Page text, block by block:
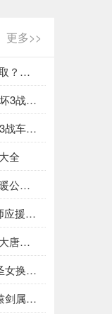
更多>>
英魂之刃口袋版积分在何处获取？英魂之刃口袋版积分获取方法大全！
崩坏3战场疾风换装怎么拿?崩坏3战场疾风换装介绍
崩坏3战车换装怎么拿到?崩坏3战车换装简介
全
奇迹暖暖公主级攻略！奇迹暖暖公主级初到麦川攻略大全
阴阳师应援券有什么用?阴阳师应援券的使用方法介绍
大唐仙妖劫师徒奖励是什么？大唐仙妖劫师徒任务详解
崩坏3圣女换装有哪些?崩坏3圣女换装介绍
崩坏3轩辕剑怎么样?崩坏3轩辕剑属性分析